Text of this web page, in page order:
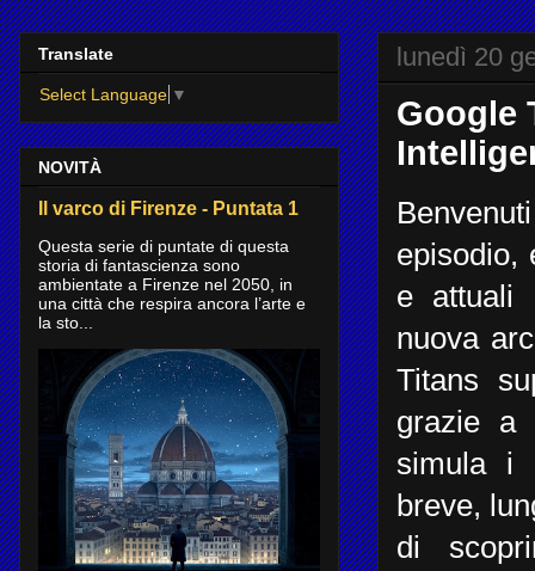
lunedì 20
Google
episodio,
e attuali
nuova
Titans
grazie a
simula i
breve,
di
Translate
Select Language ▼
NOVITÀ
Il varco di Firenze - Puntata 1
Questa serie di puntate di questa
storia di fantascienza sono
ambientate a Firenze nel 2050, in
una città che respira ancora l’arte e
la sto...